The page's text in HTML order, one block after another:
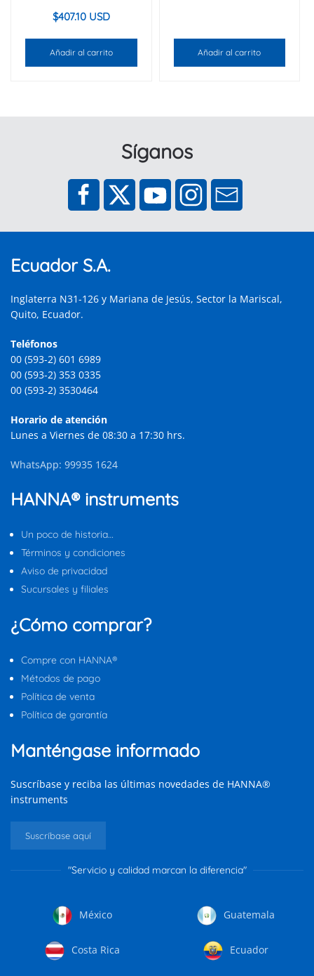
$407.10 USD
Añadir al carrito Añadir al carrito
Síganos
Ecuador S.A.
Inglaterra N31-126 y Mariana de Jesús, Sector la Mariscal,
Quito, Ecuador.
Teléfonos
00 (593-2) 601 6989
00 (593-2) 353 0335
00 (593-2) 3530464
Horario de atención
Lunes a Viernes de 08:30 a 17:30 hrs.
WhatsApp: 99935 1624
HANNA® instruments
Un poco de historia…
Términos y condiciones
Aviso de privacidad
Sucursales y filiales
¿Cómo comprar?
Compre con HANNA®
Métodos de pago
Política de venta
Política de garantía
Manténgase informado
Suscríbase y reciba las últimas novedades de HANNA®
instruments
Suscríbase aquí
"Servicio y calidad marcan la diferencia"
México Guatemala
Costa Rica Ecuador